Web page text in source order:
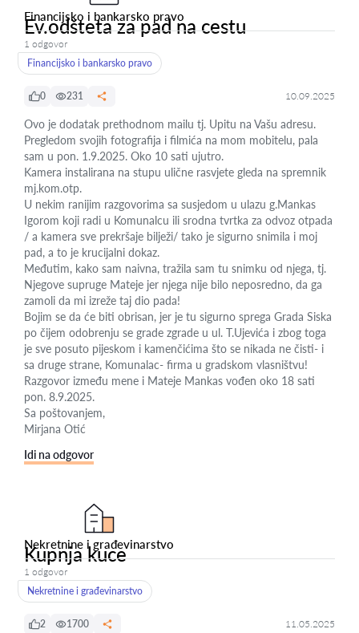
Financijsko i bankarsko pravo
Ev.odšteta za pad na cestu
1 odgovor
Financijsko i bankarsko pravo
0 231 10.09.2025
Ovo je dodatak prethodnom mailu tj. Upitu na Vašu adresu.
Pregledom svojih fotografija i filmića na mom mobitelu, pala
sam u pon. 1.9.2025. Oko 10 sati ujutro.
Kamera instalirana na stupu ulične rasvjete gleda na spremnik
mj.kom.otp.
U nekim ranijim razgovorima sa susjedom u ulazu g.Mankas
Igorom koji radi u Komunalcu ili srodna tvrtka za odvoz otpada
/ a kamera sve prekršaje bilježi/ tako je sigurno snimila i moj
pad, a to je krucijalni dokaz.
Međutim, kako sam naivna, tražila sam tu snimku od njega, tj.
Njegove supruge Mateje jer njega nije bilo neposredno, da ga
zamoli da mi izreže taj dio pada!
Bojim se da će biti obrisan, jer je tu sigurno sprega Grada Siska
po čijem odobrenju se grade zgrade u ul. T.Ujevića i zbog toga
je sve posuto pijeskom i kamenčićima što se nikada ne čisti- i
sa druge strane, Komunalac- firma u gradskom vlasništvu!
Razgovor između mene i Mateje Mankas vođen oko 18 sati
pon. 8.9.2025.
Sa poštovanjem,
Mirjana Otić
Idi na odgovor
Nekretnine i građevinarstvo
Kupnja kuce
1 odgovor
Nekretnine i građevinarstvo
2 1700 11.05.2025